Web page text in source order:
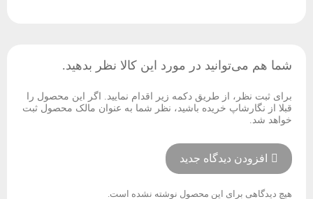
شما هم می‌توانید در مورد این کالا نظر بدهید.
برای ثبت نظر، از طریق دکمه زیر اقدام نمایید. اگر این محصول را
قبلا از نگارشاپ خریده باشید، نظر شما به عنوان مالک محصول ثبت
خواهد شد.
افزودن دیدگاه جدید
هیچ دیدگاهی برای این محصول نوشته نشده است.